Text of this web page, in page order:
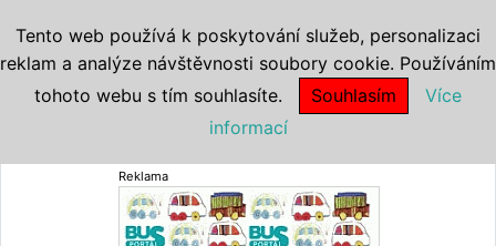
Reklama
Tento web používá k poskytování služeb, personalizaci
reklam a analýze návštěvnosti soubory cookie. Používáním
tohoto webu s tím souhlasíte.
Souhlasím
Více
informací